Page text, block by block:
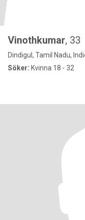
Vinothkumar, 33
Dindigul, Tamil Nadu,
Söker: Kvinna 18 - 32